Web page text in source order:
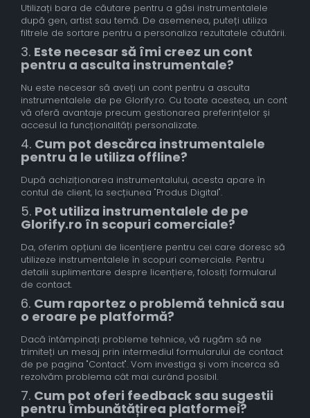
Utilizați bara de căutare pentru a găsi instrumentalele
după gen, artist sau temă. De asemenea, puteți utiliza
filtrele de sortare pentru a personaliza rezultatele căutării.
3. Este necesar să îmi creez un cont
pentru a asculta instrumentale?
Nu este necesar să aveți un cont pentru a asculta
instrumentalele de pe Glorify.ro. Cu toate acestea, un cont
vă oferă avantaje precum gestionarea preferințelor și
accesul la funcționalități personalizate.
4. Cum pot descărca instrumentalele
pentru a le utiliza offline?
După achiziționarea instrumentalului, acesta apare în
contul de client, la secțiunea "Produs Digital".
5. Pot utiliza instrumentalele de pe
Glorify.ro în scopuri comerciale?
Da, oferim opțiuni de licențiere pentru cei care doresc să
utilizeze instrumentalele în scopuri comerciale. Pentru
detalii suplimentare despre licențiere, folosiți formularul
de contact.
6. Cum raportez o problemă tehnică sau
o eroare pe platformă?
Dacă întâmpinați probleme tehnice, vă rugăm să ne
trimiteți un mesaj prin intermediul formularului de contact
de pe pagina "Contact". Vom investiga și vom încerca să
rezolvăm problema cât mai curând posibil.
7. Cum pot oferi feedback sau sugestii
pentru îmbunătățirea platformei?